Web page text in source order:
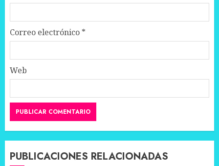
Correo electrónico *
Web
PUBLICACIONES RELACIONADAS